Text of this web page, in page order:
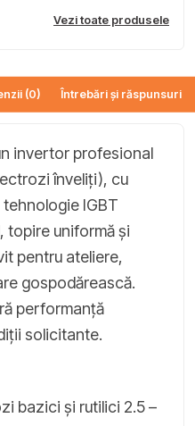
Vezi toate produsele
(0) Întrebări și răspunsuri
invertor profesional
înveliți), cu
IGBT
topire uniformă și
pentru ateliere,
gospodărească.
performanță
solicitante.
bazici și rutilici 2.5 –